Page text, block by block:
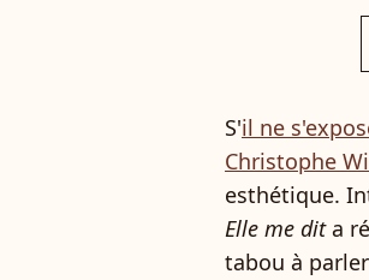
S'il ne
Christophe
esthétique.
Elle me dita
tabou à